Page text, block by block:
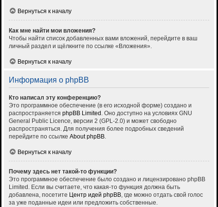
Вернуться к началу
Как мне найти мои вложения?
Чтобы найти список добавленных вами вложений, перейдите в ваш
личный раздел и щёлкните по ссылке «Вложения».
Вернуться к началу
Информация о phpBB
Кто написал эту конференцию?
Это программное обеспечение (в его исходной форме) создано и
распространяется phpBB Limited . Оно доступно на условиях GNU
General Public Licence, версии 2 (GPL-2.0) и может свободно
распространяться. Для получения более подробных сведений
перейдите по ссылке About phpBB.
Вернуться к началу
Почему здесь нет такой-то функции?
Это программное обеспечение было создано и лицензировано phpBB
Limited. Если вы считаете, что какая-то функция должна быть
добавлена, посетите Центр идей phpBB, где можно отдать свой голос
за уже поданные идеи или предложить собственные.